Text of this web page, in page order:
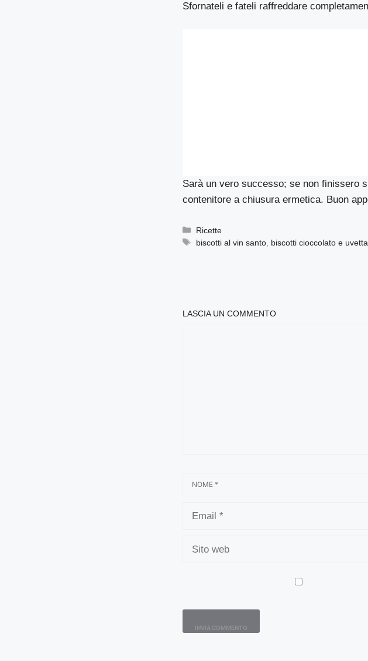
Sfornateli e fateli raffreddare
Sarà un vero successo; se non finissero
contenitore a chiusura ermetica. Buon
Categorie
Ricette
Tag
biscotti al vin santo biscotti cioccolato e uvetta
LASCIA UN COMMENTO
WEB